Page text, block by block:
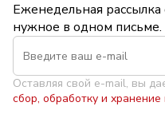
Еженедельная
нужное в одном
Оставляя свой e-mail, вы
сбор, обработку и